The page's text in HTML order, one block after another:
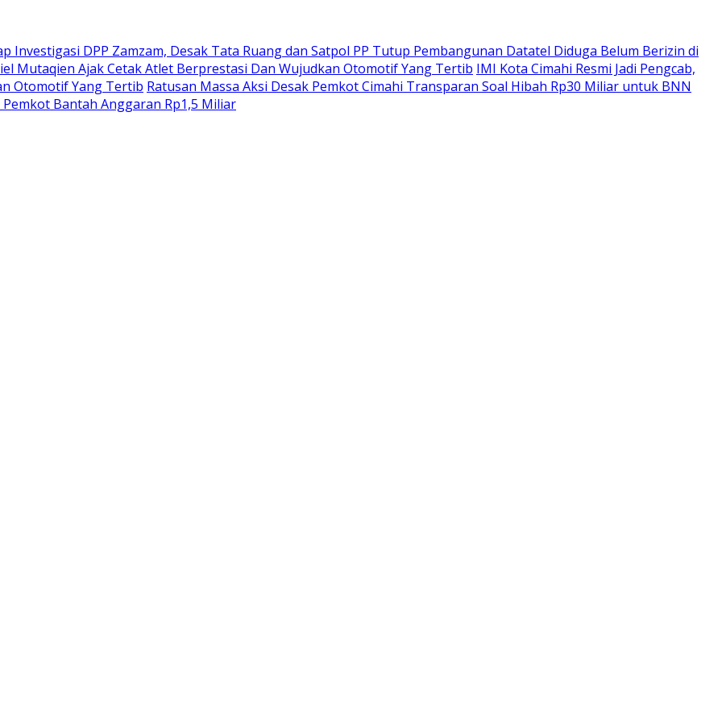
Investigasi DPP Zamzam, Desak Tata Ruang dan Satpol PP Tutup Pembangunan Datatel Diduga Belum Berizin di
Mutaqien Ajak Cetak Atlet Berprestasi Dan Wujudkan Otomotif Yang Tertib IMI Kota Cimahi Resmi Jadi Pengcab,
Otomotif Yang Tertib Ratusan Massa Aksi Desak Pemkot Cimahi Transparan Soal Hibah Rp30 Miliar untuk BNN
Bantah Anggaran Rp1,5 Miliar